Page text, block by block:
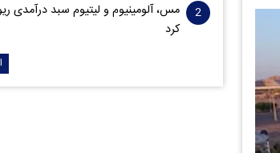
مس، آلومینیوم و لیتیوم سبد درآمدی
کرد